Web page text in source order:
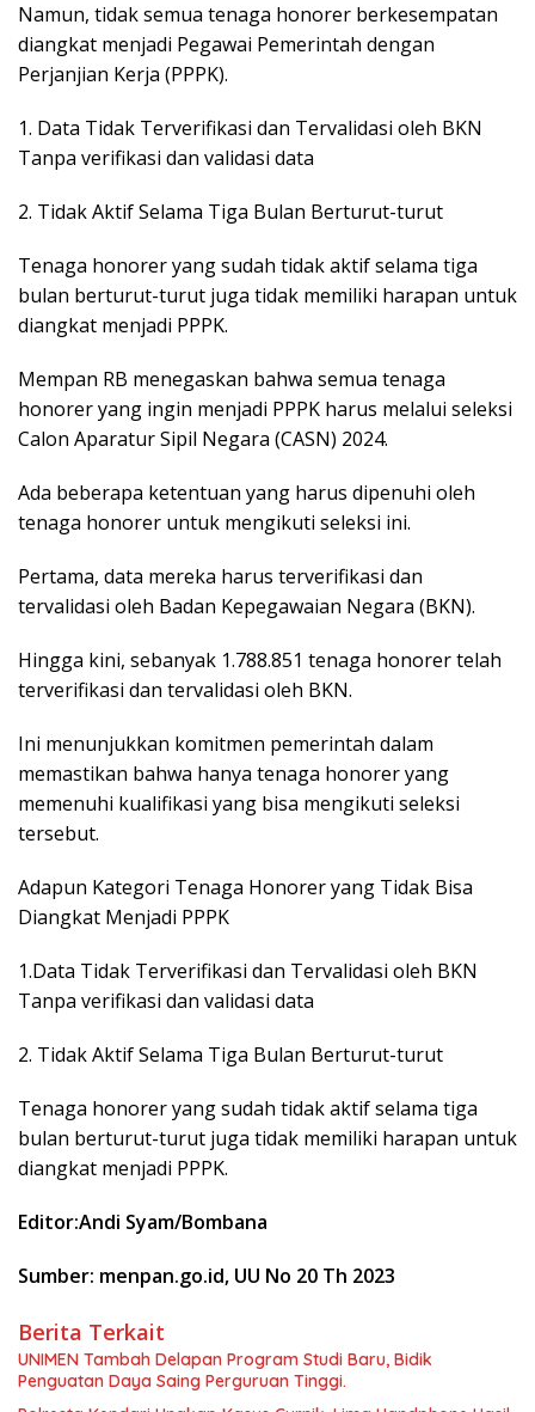
Namun, tidak semua tenaga honorer berkesempatan
diangkat menjadi Pegawai Pemerintah dengan
Perjanjian Kerja (PPPK).
1. Data Tidak Terverifikasi dan Tervalidasi oleh BKN
Tanpa verifikasi dan validasi data
2. Tidak Aktif Selama Tiga Bulan Berturut-turut
Tenaga honorer yang sudah tidak aktif selama tiga
bulan berturut-turut juga tidak memiliki harapan untuk
diangkat menjadi PPPK.
Mempan RB menegaskan bahwa semua tenaga
honorer yang ingin menjadi PPPK harus melalui seleksi
Calon Aparatur Sipil Negara (CASN) 2024.
Ada beberapa ketentuan yang harus dipenuhi oleh
tenaga honorer untuk mengikuti seleksi ini.
Pertama, data mereka harus terverifikasi dan
tervalidasi oleh Badan Kepegawaian Negara (BKN).
Hingga kini, sebanyak 1.788.851 tenaga honorer telah
terverifikasi dan tervalidasi oleh BKN.
Ini menunjukkan komitmen pemerintah dalam
memastikan bahwa hanya tenaga honorer yang
memenuhi kualifikasi yang bisa mengikuti seleksi
tersebut.
Adapun Kategori Tenaga Honorer yang Tidak Bisa
Diangkat Menjadi PPPK
1.Data Tidak Terverifikasi dan Tervalidasi oleh BKN
Tanpa verifikasi dan validasi data
2. Tidak Aktif Selama Tiga Bulan Berturut-turut
Tenaga honorer yang sudah tidak aktif selama tiga
bulan berturut-turut juga tidak memiliki harapan untuk
diangkat menjadi PPPK.
Editor:Andi Syam/Bombana
Sumber: menpan.go.id, UU No 20 Th 2023
Berita Terkait
UNIMEN Tambah Delapan Program Studi Baru, Bidik
Penguatan Daya Saing Perguruan Tinggi.